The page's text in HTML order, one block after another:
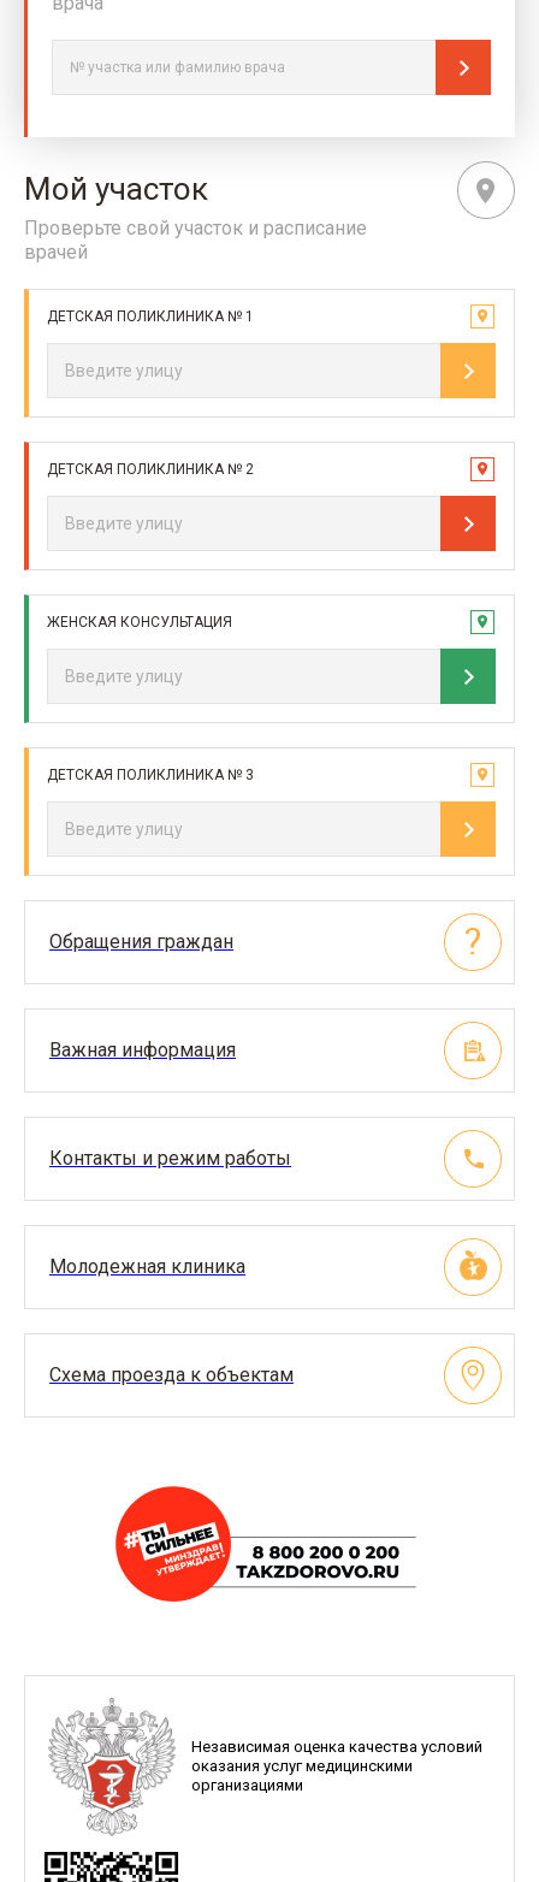
Мой участок
Проверьте свой участок и расписание
врачей
ДЕТСКАЯ ПОЛИКЛИНИКА № 1
ДЕТСКАЯ ПОЛИКЛИНИКА № 2
ЖЕНСКАЯ КОНСУЛЬТАЦИЯ
ДЕТСКАЯ ПОЛИКЛИНИКА № 3
Обращения граждан
Важная информация
Контакты и режим работы
Молодежная клиника
Схема проезда к объектам
Независимая оценка качества условий
оказания услуг медицинскими
организациями